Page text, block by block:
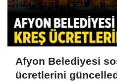
Afyon Belediyesi
ücretlerini